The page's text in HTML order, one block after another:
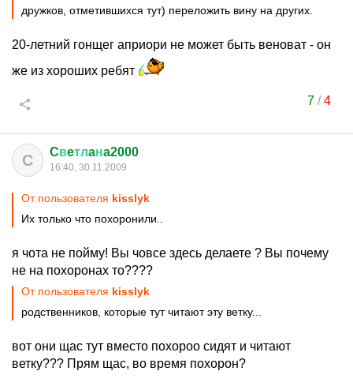
дружков, отметившихся тут) переложить вину на других.
20-летний гонщег априори не может быть веноват - он
же из хороших ребят
7/4
C Cвeтлaнa2000
16:40, 30.11.2009
От пользователя kisslyk
Их только что похоронили..
я чота не пойму! Вы човсе здесь делаете ? Вы почему
не на похоронах то????
От пользователя kisslyk
родственников, которые тут читают эту ветку...
вот они щас тут вместо похороо сидят и читают
ветку??? Прям щас, во время похорон?